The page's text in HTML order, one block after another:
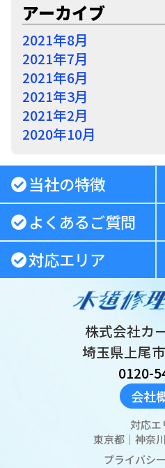
アーカイブ
2021年8月
2021年7月
2021年6月
2021年3月
2021年2月
2020年10月
株式会社カ
埼玉県上尾
0120-
会社
当社の特徴
よくあるご質問
対応エリア
対応エ
東京都 ｜ 神奈
プライバシ